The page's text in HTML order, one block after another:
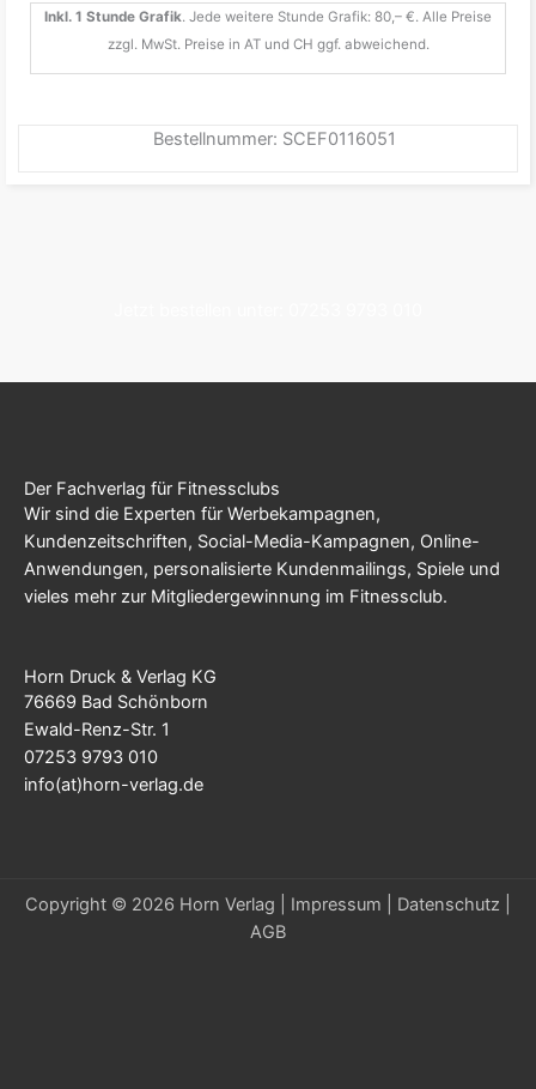
Inkl. 1 Stunde Grafik. Jede weitere Stunde Grafik: 80,– €. Alle Preise
zzgl. MwSt. Preise in AT und CH ggf. abweichend.
Bestellnummer: SCEF0116051
Der Fachverlag für Fitnessclubs
Wir sind die Experten für Werbekampagnen,
Kundenzeitschriften, Social-Media-Kampagnen, Online-
Anwendungen, personalisierte Kundenmailings, Spiele und
vieles mehr zur Mitgliedergewinnung im Fitnessclub.
Horn Druck & Verlag KG
76669 Bad Schönborn
Ewald-Renz-Str. 1
07253 9793 010
info(at)horn-verlag.de
Copyright © 2026 Horn Verlag | Impressum Datenschutz
AGB